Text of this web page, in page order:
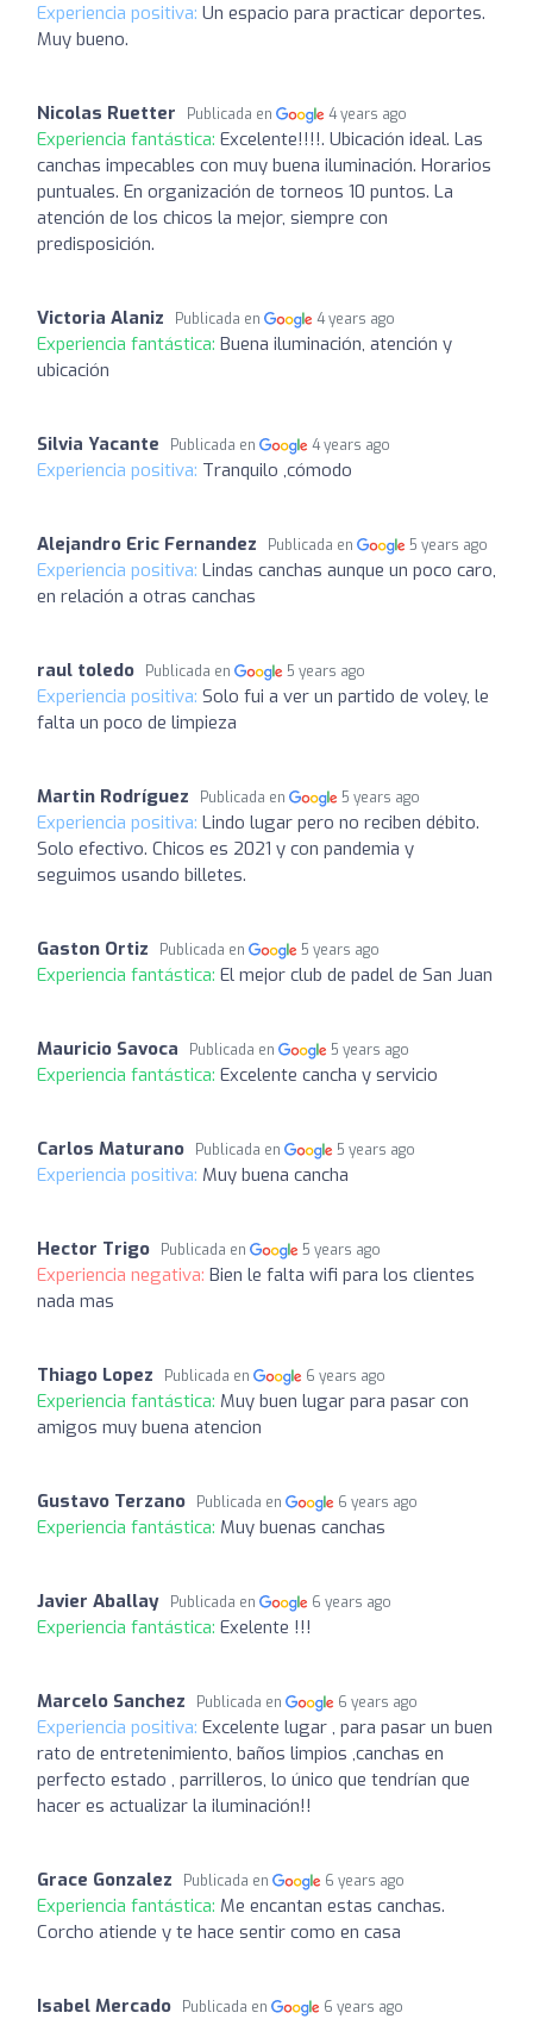
Experiencia positiva: Un espacio para practicar deportes.
Muy bueno.
Nicolas Ruetter Publicada en 4 years ago
Experiencia fantástica: Excelente!!!!. Ubicación ideal. Las
canchas impecables con muy buena iluminación. Horarios
puntuales. En organización de torneos 10 puntos. La
atención de los chicos la mejor, siempre con
predisposición.
Victoria Alaniz Publicada en 4 years ago
Experiencia fantástica: Buena iluminación, atención y
ubicación
Silvia Yacante Publicada en 4 years ago
Experiencia positiva: Tranquilo ,cómodo
Alejandro Eric Fernandez Publicada en 5 years ago
Experiencia positiva: Lindas canchas aunque un poco caro,
en relación a otras canchas
raul toledo Publicada en 5 years ago
Experiencia positiva: Solo fui a ver un partido de voley, le
falta un poco de limpieza
Martin Rodríguez Publicada en 5 years ago
Experiencia positiva: Lindo lugar pero no reciben débito.
Solo efectivo. Chicos es 2021 y con pandemia y
seguimos usando billetes.
Gaston Ortiz Publicada en 5 years ago
Experiencia fantástica: El mejor club de padel de San Juan
Mauricio Savoca Publicada en 5 years ago
Experiencia fantástica: Excelente cancha y servicio
Carlos Maturano Publicada en 5 years ago
Experiencia positiva: Muy buena cancha
Hector Trigo Publicada en 5 years ago
Experiencia negativa: Bien le falta wifi para los clientes
nada mas
Thiago Lopez Publicada en 6 years ago
Experiencia fantástica: Muy buen lugar para pasar con
amigos muy buena atencion
Gustavo Terzano Publicada en 6 years ago
Experiencia fantástica: Muy buenas canchas
Javier Aballay Publicada en 6 years ago
Experiencia fantástica: Exelente !!!
Marcelo Sanchez Publicada en 6 years ago
Experiencia positiva: Excelente lugar , para pasar un buen
rato de entretenimiento, baños limpios ,canchas en
perfecto estado , parrilleros, lo único que tendrían que
hacer es actualizar la iluminación!!
Grace Gonzalez Publicada en 6 years ago
Experiencia fantástica: Me encantan estas canchas.
Corcho atiende y te hace sentir como en casa
Isabel Mercado Publicada en 6 years ago